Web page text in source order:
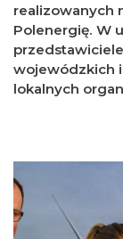
realizowanych
Polenergię. W
wojewódzkich i
lokalnych